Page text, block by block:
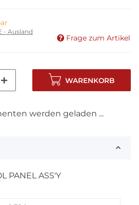
- Ausland
Frage zum Artikel
WARENKORB
werden geladen ...
PANEL ASS'Y